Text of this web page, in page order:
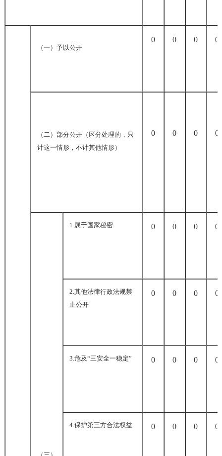
（一）予以公开
0 0 0 0
（二）部分公开（区分处理的，只
计这一情形，不计其他情形）
0 0 0 0
1.属于国家秘密 0 0 0 0
2.其他法律行政法规禁
止公开
0 0 0 0
3.危及“三安全一稳定” 0 0 0 0
4.保护第三方合法权益 0 0 0 0